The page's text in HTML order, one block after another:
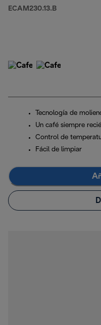
ECAM230.13.B
Tecnología de
Un café siempre
Control de
Fácil de limpiar